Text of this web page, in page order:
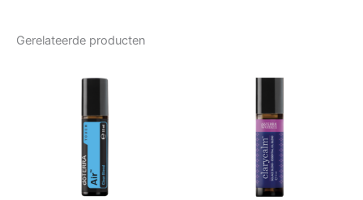
Gerelateerde producten